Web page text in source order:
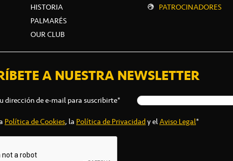
HISTORIA
PALMARÉS
OUR CLUB
PATROCINADORES
A NUESTRA NEWSLETTER
dirección de e-mail para suscribirte*
Política de Cookies, la Política de Privacidady elAviso Legal*